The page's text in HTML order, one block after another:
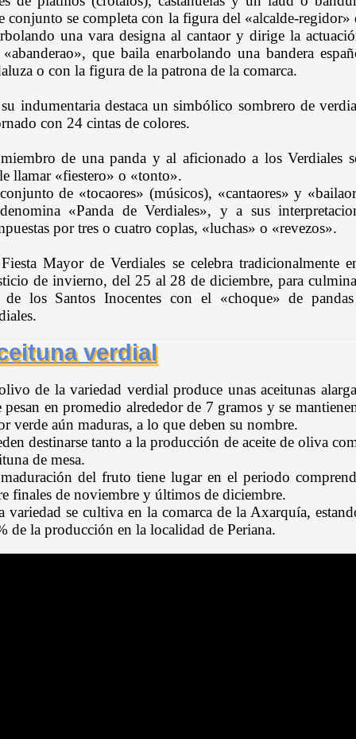
conjunto se completa con la figura del «alcalde-regidor»
una vara designa al cantaor y dirige la
que baila enarbolando una bandera
o con la figura de la patrona de la comarca.
indumentaria destaca un simbólico sombrero de
con 24 cintas de colores.
de una panda y al aficionado a los Verdiales
llamar «fiestero» o «tonto».
de «tocaores» (músicos), «cantaores» y
«Panda de Verdiales», y a sus
por tres o cuatro coplas, «luchas» o «revezos».
Mayor de Verdiales se celebra tradicionalmente
de invierno, del 25 al 28 de diciembre, para
de los Santos Inocentes con el «choque» de
verdial
de la variedad verdial produce unas aceitunas
pesan en promedio alrededor de 7 gramos y se
verde aún maduras, a lo que deben su nombre.
destinarse tanto a la producción de aceite de oliva
de mesa.
del fruto tiene lugar en el periodo
finales de noviembre y últimos de diciembre.
variedad se cultiva en la comarca de la Axarquía,
de la producción en la localidad de Periana.